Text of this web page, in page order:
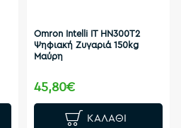
Omron Intelli IT HN300T2
Ψηφιακή Ζυγαριά 150kg
Μαύρη
45,80€
ΚΑΛΆΘΙ